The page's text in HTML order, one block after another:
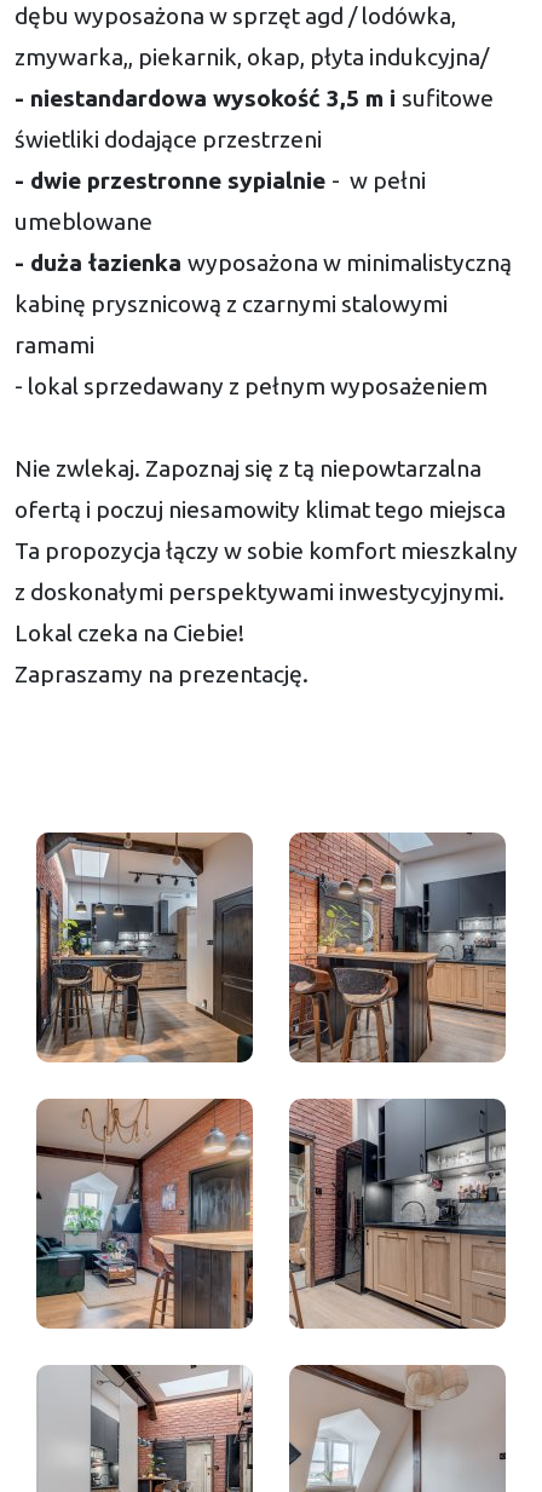
dębu wyposażona w sprzęt agd / lodówka,
zmywarka,, piekarnik, okap, płyta indukcyjna/
- niestandardowa wysokość 3,5 m i sufitowe
świetliki dodające przestrzeni
- dwie przestronne sypialnie - w pełni
umeblowane
- duża łazienka wyposażona w minimalistyczną
kabinę prysznicową z czarnymi stalowymi
ramami
- lokal sprzedawany z pełnym wyposażeniem
Nie zwlekaj. Zapoznaj się z tą niepowtarzalna
ofertą i poczuj niesamowity klimat tego miejsca
Ta propozycja łączy w sobie komfort mieszkalny
z doskonałymi perspektywami inwestycyjnymi.
Lokal czeka na Ciebie!
Zapraszamy na prezentację.